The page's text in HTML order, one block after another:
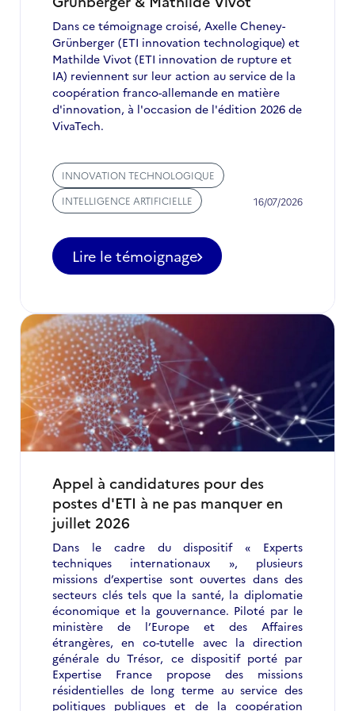
Dans ce témoignage croisé, Axelle Cheney-
Grünberger (ETI innovation technologique) et
Mathilde Vivot (ETI innovation de rupture et
IA) reviennent sur leur action au service de la
coopération franco-allemande en matière
d'innovation, à l'occasion de l'édition 2026 de
VivaTech.
INNOVATION TECHNOLOGIQUE
INTELLIGENCE ARTIFICIELLE
16/07/2026
Lire le témoignage
Appel à candidatures pour des
postes d'ETI à ne pas manquer en
juillet 2026
Dans le cadre du dispositif « Experts
techniques internationaux », plusieurs
missions d’expertise sont ouvertes dans des
secteurs clés tels que la santé, la diplomatie
économique et la gouvernance. Piloté par le
ministère de l’Europe et des Affaires
étrangères, en co-tutelle avec la direction
générale du Trésor, ce dispositif porté par
Expertise France propose des missions
résidentielles de long terme au service des
politiques publiques et de la coopération